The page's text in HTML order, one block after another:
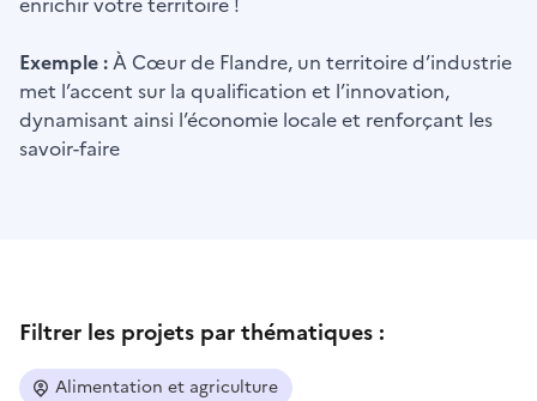
Exemple :À Cœur de Flandre, un territoire d’industrie
met l’accent sur la qualification et l’innovation,
dynamisant ainsi l’économie locale et renforçant les
savoir-faire
Filtrer les projets par thématiques :
Alimentation et agriculture